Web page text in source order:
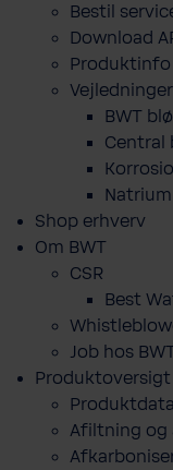
Bestil
Download
Produktinfo
Vejledninger
BWT
Central
Shop erhverv
Om BWT
CSR
Best
Job hos
Produktoversigt
​Afiltning